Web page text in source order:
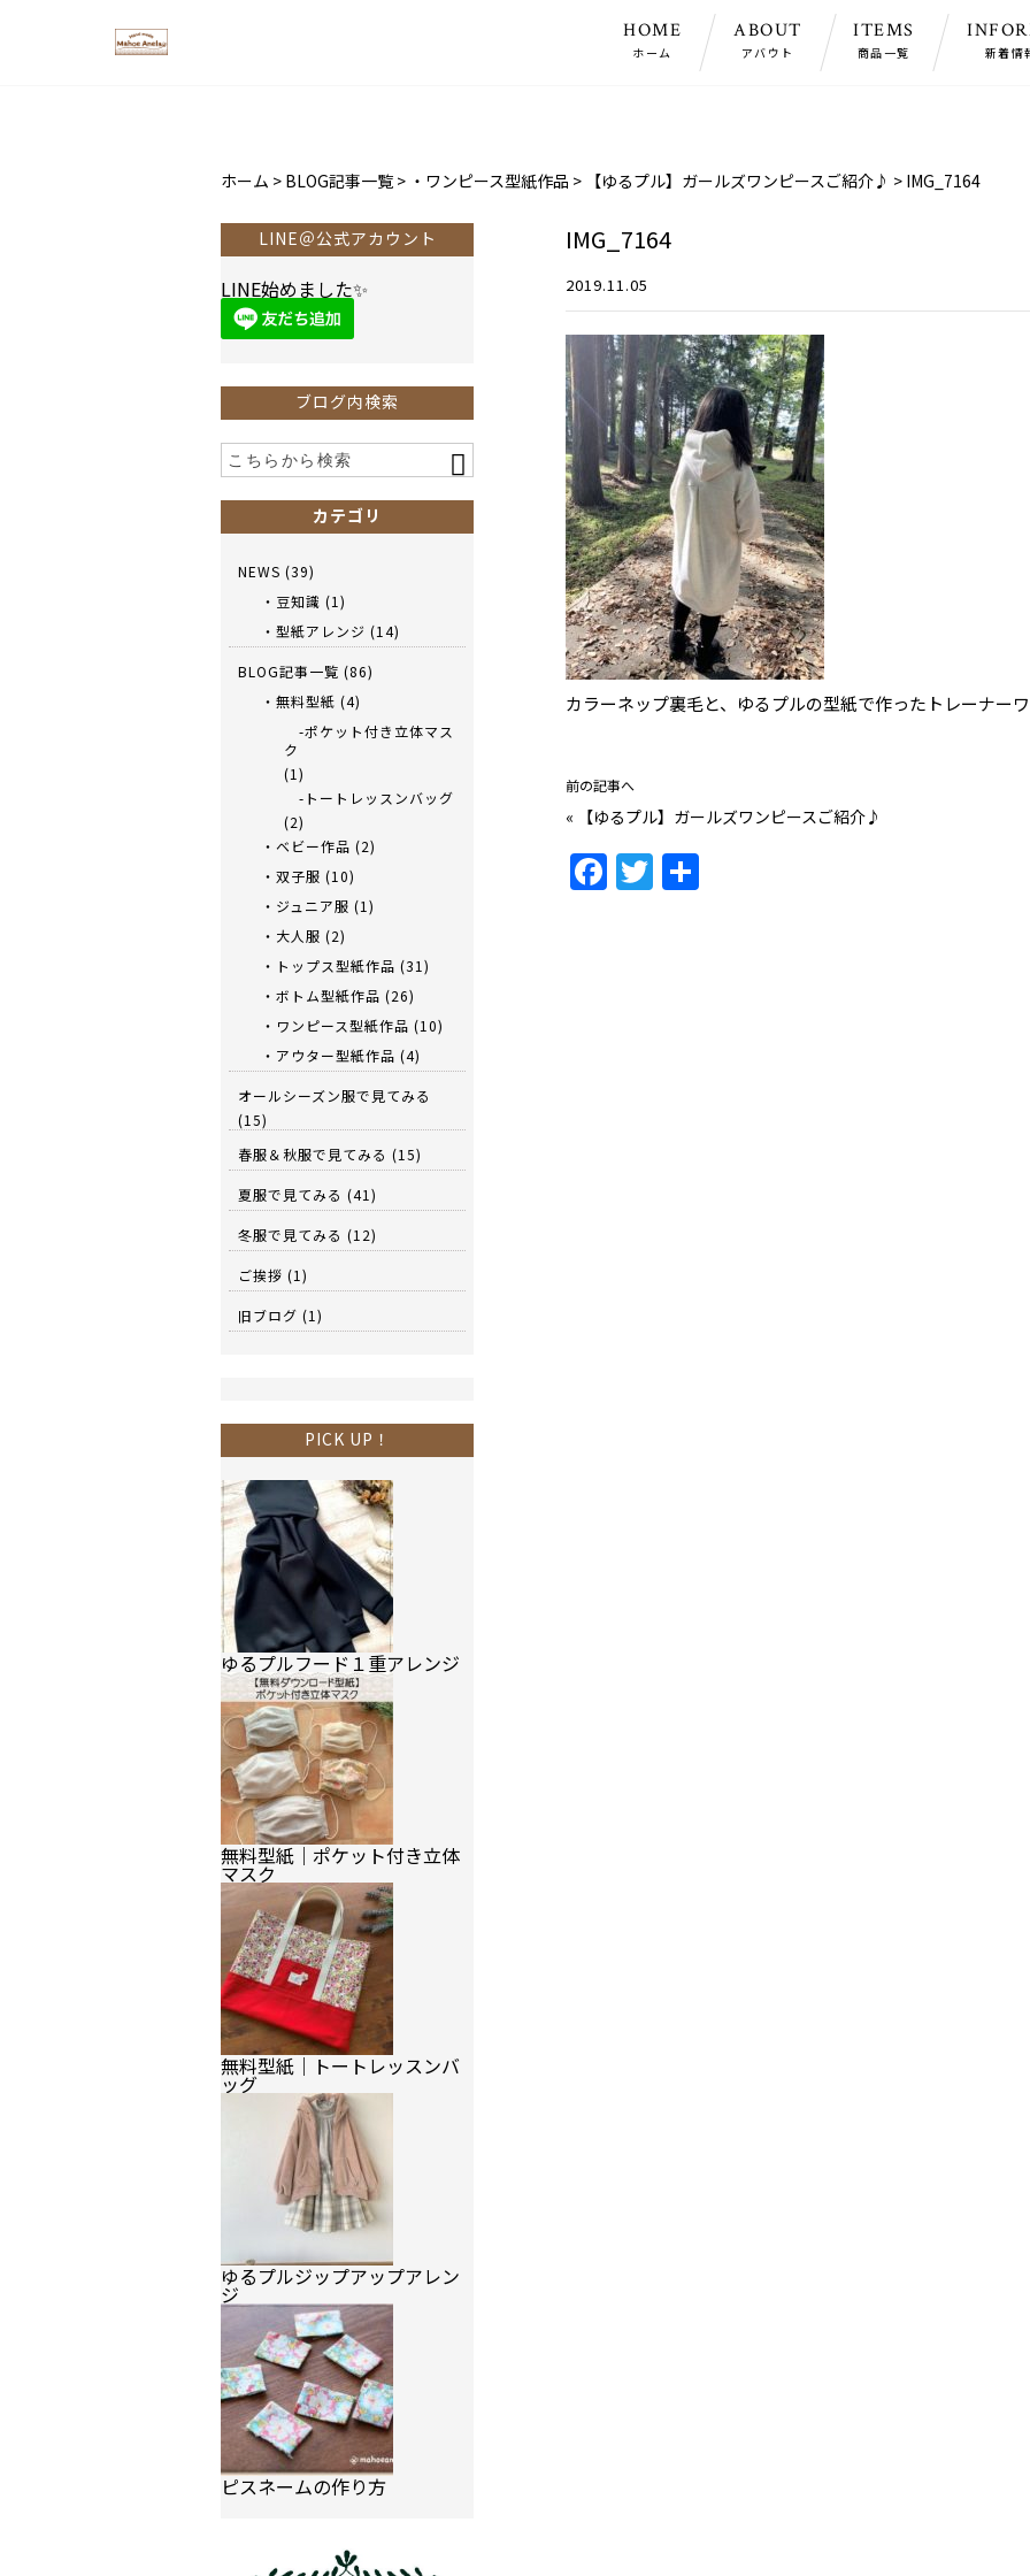
HOME
ホーム
ABOUT
アバウト
ITEMS
商品一覧 新着情
ホーム > BLOG記事一覧 > ・ワンピース型紙作品 > 【ゆるプル】ガールズワンピースご紹介♪ > IMG_7164
IMG_7164
2019.11.05
カラーネップ裏毛と、ゆるプルの型紙で作ったトレーナー
前の記事へ
« 【ゆるプル】ガールズワンピースご紹介♪
F
a
T
w
LINE＠公式アカウント
LINE始めました✨
ブログ内検索
カテゴリ
NEWS (39)
・豆知識 (1)
・型紙アレンジ (14)
BLOG記事一覧 (86)
・無料型紙 (4)
-ポケット付き立体マス
ク
(1)
-トートレッスンバッグ
(2)
・ベビー作品 (2)
・双子服 (10)
・ジュニア服 (1)
・大人服 (2)
・トップス型紙作品 (31)
・ボトム型紙作品 (26)
・ワンピース型紙作品 (10)
・アウター型紙作品 (4)
オールシーズン服で見てみる
(15)
春服＆秋服で見てみる (15)
夏服で見てみる (41)
冬服で見てみる (12)
ご挨拶 (1)
旧ブログ (1)
PICK UP！
ゆるプルフード１重アレンジ
無料型紙｜ポケット付き立体
マスク
無料型紙｜トートレッスンバ
ッグ
ゆるプルジップアップアレン
ジ
ピスネームの作り方